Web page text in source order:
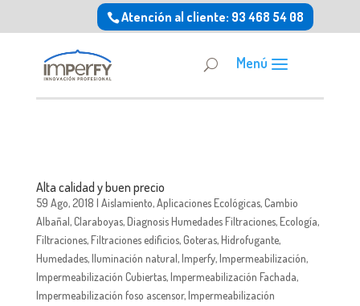
Atención al cliente: 93 468 54 08
Alta calidad y buen precio
59 Ago, 2018 | Aislamiento,Aplicaciones Ecológicas,Cambio
Albañal,Claraboyas,Diagnosis Humedades Filtraciones,Ecología,
Filtraciones,Filtraciones edificios,Goteras,Hidrofugante,
Humedades,Iluminación natural,Imperfy,Impermeabilización,
Impermeabilización Cubiertas,Impermeabilización Fachada,
Impermeabilización foso ascensor,Impermeabilización